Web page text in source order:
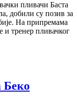
пливачи Баста
добили су позив за
На припремама
и тренер пливачког
Беко